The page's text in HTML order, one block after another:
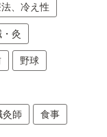
、冷え性
灸
野球
灸師 食事